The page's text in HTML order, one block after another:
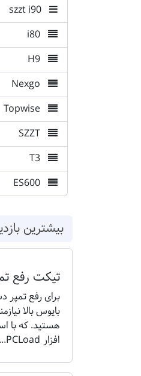
بیشترین
تیکت رفع
بایوس بالا
هستید. که با
افزار PCLoad...